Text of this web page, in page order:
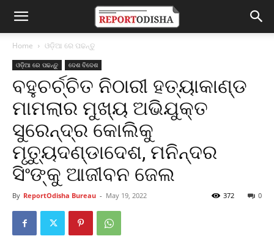
Home ଓଡ଼ିଆ ରେ ପଢନ୍ତୁ
ଓଡ଼ିଆ ରେ ପଢନ୍ତୁ ଦେଶ ବିଦେଶ
ବହୁଚର୍ଚ୍ଚିତ ନିଠାରୀ ହତ୍ୟାକାଣ୍ଡ
ମାମଲାର ମୁଖ୍ୟ ଅଭିଯୁକ୍ତ
ସୁରେନ୍ଦ୍ର କୋଲିକୁ
ମୃତ୍ୟୁଦଣ୍ଡାଦେଶ, ମନିନ୍ଦର
ସିଂଙ୍କୁ ଆଜୀବନ ଜେଲ
By ReportOdisha Bureau - May 19, 2022 0
372